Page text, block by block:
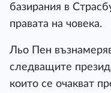
базирания в
правата на човека.
Льо Пен
следващите
които се очакват